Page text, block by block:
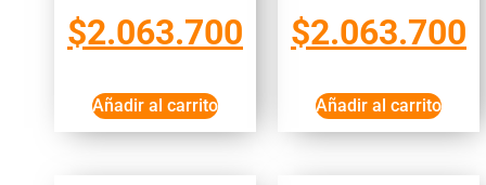
$2.063.700
Añadir al carrito
$2.063.700
Añadir al carrito